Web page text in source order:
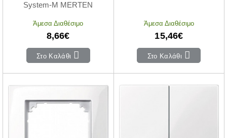
System-M MERTEN
Άμεσα Διαθέσιμο
8,66€
Στο Καλάθι
Άμεσα Διαθέσιμο
15,46€
Στο Καλάθι